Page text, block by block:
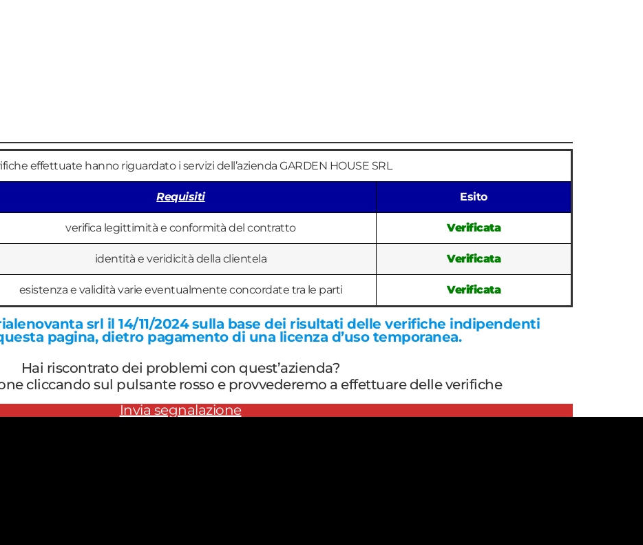
effettuate hanno riguardato i servizi dell’azienda GARDEN HOUSE SRL
Requisiti Esito
verifica legittimità e conformità del contratto Verificata
identità e veridicità della clientela Verificata
esistenza e validità varie eventualmente concordate tra le parti Verificata
srl il 14/11/2024sulla base dei risultati delle verifiche indipendenti
pagina, dietro pagamento di una licenza d’uso temporanea.
Hai riscontrato dei problemi con quest’azienda?
cliccando sul pulsante rosso e provvederemo a effettuare delle verifiche
Invia segnalazione